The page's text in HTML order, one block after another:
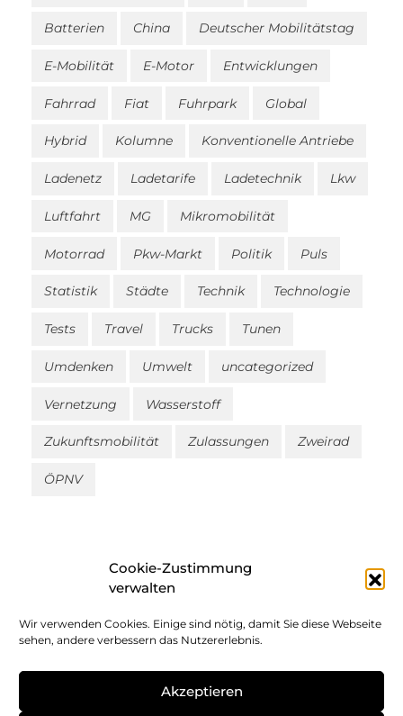
Cookie-Zustimmung
verwalten
Wir verwenden Cookies. Einige sind nötig, damit Sie diese Webseite
sehen, andere verbessern das Nutzererlebnis.
Akzeptieren
Batterien China Deutscher Mobilitätstag
E-Mobilität E-Motor Entwicklungen
Fahrrad Fiat Fuhrpark Global
Hybrid Kolumne Konventionelle Antriebe
Ladenetz Ladetarife Ladetechnik Lkw
Luftfahrt MG Mikromobilität
Motorrad Pkw-Markt Politik Puls
Statistik Städte Technik Technologie
Tests Travel Trucks Tunen
Umdenken Umwelt uncategorized
Vernetzung Wasserstoff
Zukunftsmobilität Zulassungen Zweirad
ÖPNV
Impressum
Datenschutz